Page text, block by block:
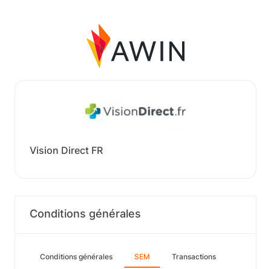
Vision Direct FR
Conditions générales
Conditions générales SEM Transactions